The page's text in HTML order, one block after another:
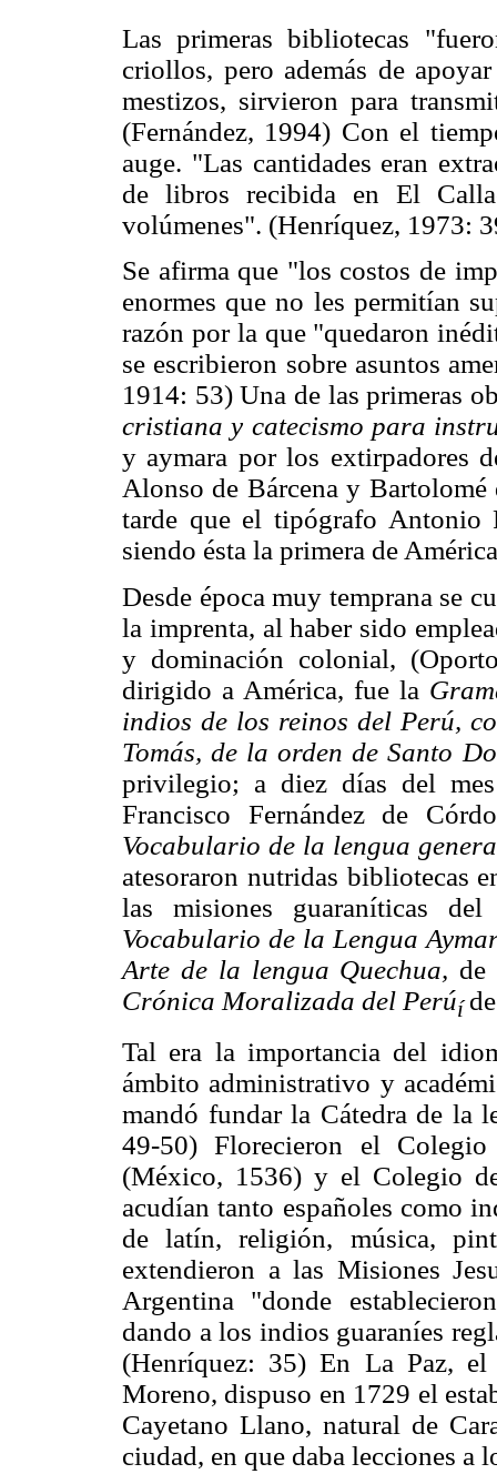
Las primeras bibliotecas
criollos, pero además de
mestizos, sirvieron para
(Fernández, 1994) Con el
auge. "Las cantidades eran
de libros recibida en El
volúmenes". (Henríquez, 1973:
Se afirma que "los costos de
enormes que no les permitían
razón por la que "quedaron
se escribieron sobre asuntos
1914: 53) Una de las primeras
cristiana y catecismo para
y aymara por los extirpadores
Alonso de Bárcena y Bartolomé
tarde que el tipógrafo Antonio
siendo ésta la primera de
Desde época muy temprana se
la imprenta, al haber sido
y dominación colonial,
dirigido a América, fue la
indios de los reinos del Perú,
Tomás, de la orden de Santo
privilegio; a diez días del
Francisco Fernández de
Vocabulario de la lengua
atesoraron nutridas bibliotecas
las misiones guaraníticas
Vocabulario de la Lengua
Arte de la lengua Quechua, de
Crónica Moralizada del Perúí
Tal era la importancia del
ámbito administrativo y
mandó fundar la Cátedra de la
49-50) Florecieron el
(México, 1536) y el Colegio
acudían tanto españoles como
de latín, religión, música,
extendieron a las Misiones
Argentina "donde
dando a los indios guaraníes
(Henríquez: 35) En La Paz,
Moreno, dispuso en 1729 el
Cayetano Llano, natural de
ciudad, en que daba lecciones a